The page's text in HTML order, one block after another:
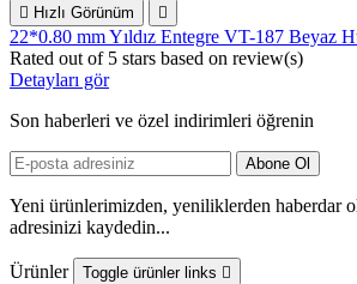
 Hızlı Görünüm 
22*0.80 mm Yıldız Entegre VT-187 Beyaz
Rated out of 5 stars based on review(s)
Detayları gör
Son haberleri ve özel indirimleri öğrenin
Yeni ürünlerimizden, yeniliklerden haberdar
adresinizi kaydedin...
Ürünler Toggle ürünler links 